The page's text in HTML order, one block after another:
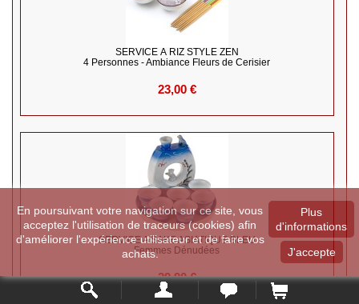
SERVICE À RIZ STYLE ZEN
4 Personnes - Ambiance Fleurs de Cerisier
23,00 €
SERVICE A SAKE ASIATIQUE BLEU
Femmes Dénudées
29,90 €
En poursuivant votre navigation sur ce site, vous
acceptez l'utilisation de traceurs (cookies) afin
d'améliorer l'expérience utilisateur et de faire vos
achats.
Plus
d'informations
J'accepte